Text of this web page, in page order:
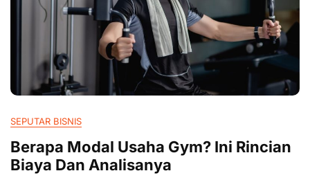
SEPUTAR BISNIS
Berapa Modal Usaha Gym? Ini Rincian
Biaya Dan Analisanya